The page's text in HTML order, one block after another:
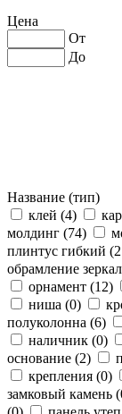
Цена
От
До
Название (тип)
клей (4)
молдинг (74)
плинтус гибкий (
обрамление
орнамент (12)
ниша (0)
полуколонна (6)
наличник (0)
основание (2)
крепления (0)
замковый камень (